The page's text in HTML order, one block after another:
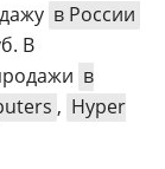
в России
В
в
, Hyper